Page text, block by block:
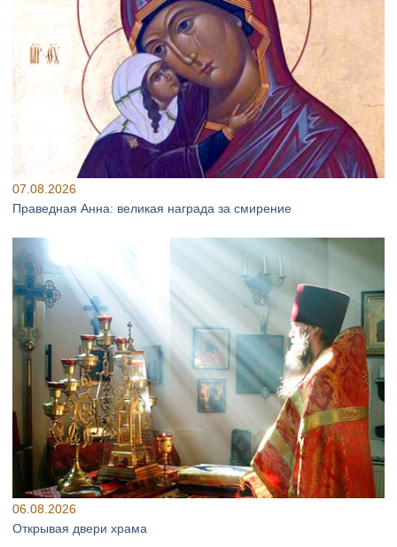
07.08.2026
Праведная Анна: великая награда за смирение
06.08.2026
Открывая двери храма